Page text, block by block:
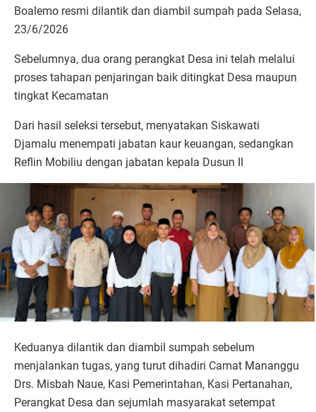
Boalemo resmi dilantik dan diambil sumpah pada Selasa,
23/6/2026
Sebelumnya, dua orang perangkat Desa ini telah melalui
proses tahapan penjaringan baik ditingkat Desa maupun
tingkat Kecamatan
Dari hasil seleksi tersebut, menyatakan Siskawati
Djamalu menempati jabatan kaur keuangan, sedangkan
Reflin Mobiliu dengan jabatan kepala Dusun II
Keduanya dilantik dan diambil sumpah sebelum
menjalankan tugas, yang turut dihadiri Camat Mananggu
Drs. Misbah Naue, Kasi Pemerintahan, Kasi Pertanahan,
Perangkat Desa dan sejumlah masyarakat setempat